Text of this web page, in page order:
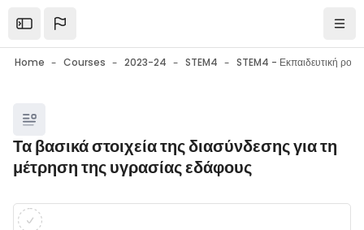
Open the sidebar
Home Courses 2023-24 STEM4
Blocks
Τα βασικά στοιχεία της διασύνδεσης για τη
μέτρηση της υγρασίας εδάφους
Blocks
Completion requirements